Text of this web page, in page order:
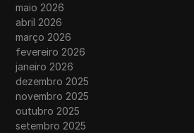
maio 2026
abril 2026
março 2026
fevereiro 2026
janeiro 2026
dezembro 2025
novembro 2025
outubro 2025
setembro 2025